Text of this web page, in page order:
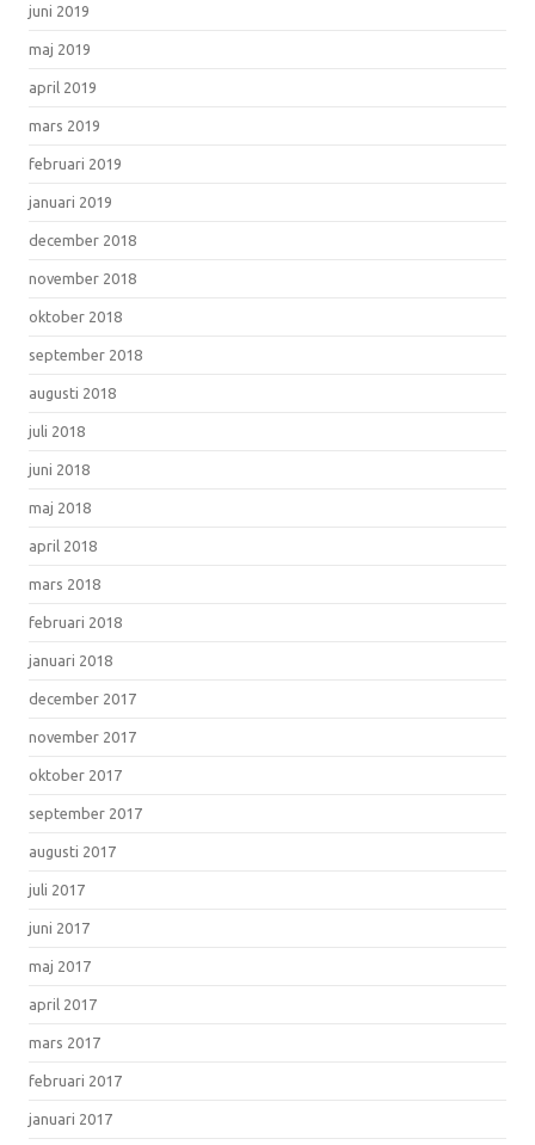
juni 2019
maj 2019
april 2019
mars 2019
februari 2019
januari 2019
december 2018
november 2018
oktober 2018
september 2018
augusti 2018
juli 2018
juni 2018
maj 2018
april 2018
mars 2018
februari 2018
januari 2018
december 2017
november 2017
oktober 2017
september 2017
augusti 2017
juli 2017
juni 2017
maj 2017
april 2017
mars 2017
februari 2017
januari 2017